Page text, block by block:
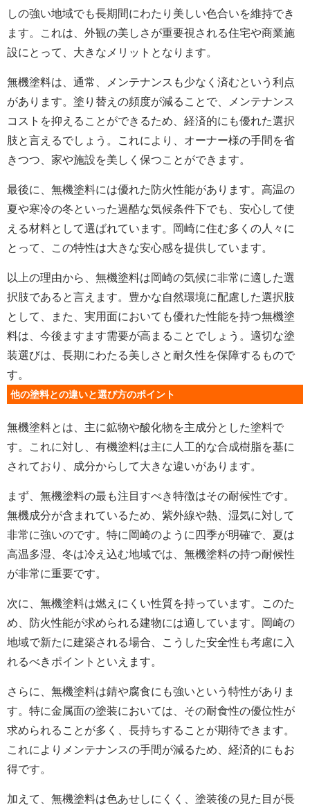
しの強い地域でも長期間にわたり美しい色合いを維持でき
ます。これは、外観の美しさが重要視される住宅や商業施
設にとって、大きなメリットとなります。
無機塗料は、通常、メンテナンスも少なく済むという利点
があります。塗り替えの頻度が減ることで、メンテナンス
コストを抑えることができるため、経済的にも優れた選択
肢と言えるでしょう。これにより、オーナー様の手間を省
きつつ、家や施設を美しく保つことができます。
最後に、無機塗料には優れた防火性能があります。高温の
夏や寒冷の冬といった過酷な気候条件下でも、安心して使
える材料として選ばれています。岡崎に住む多くの人々に
とって、この特性は大きな安心感を提供しています。
以上の理由から、無機塗料は岡崎の気候に非常に適した選
択肢であると言えます。豊かな自然環境に配慮した選択肢
として、また、実用面においても優れた性能を持つ無機塗
料は、今後ますます需要が高まることでしょう。適切な塗
装選びは、長期にわたる美しさと耐久性を保障するもので
す。
他の塗料との違いと選び方のポイント
無機塗料とは、主に鉱物や酸化物を主成分とした塗料で
す。これに対し、有機塗料は主に人工的な合成樹脂を基に
されており、成分からして大きな違いがあります。
まず、無機塗料の最も注目すべき特徴はその耐候性です。
無機成分が含まれているため、紫外線や熱、湿気に対して
非常に強いのです。特に岡崎のように四季が明確で、夏は
高温多湿、冬は冷え込む地域では、無機塗料の持つ耐候性
が非常に重要です。
次に、無機塗料は燃えにくい性質を持っています。このた
め、防火性能が求められる建物には適しています。岡崎の
地域で新たに建築される場合、こうした安全性も考慮に入
れるべきポイントといえます。
さらに、無機塗料は錆や腐食にも強いという特性がありま
す。特に金属面の塗装においては、その耐食性の優位性が
求められることが多く、長持ちすることが期待できます。
これによりメンテナンスの手間が減るため、経済的にもお
得です。
加えて、無機塗料は色あせしにくく、塗装後の見た目が長